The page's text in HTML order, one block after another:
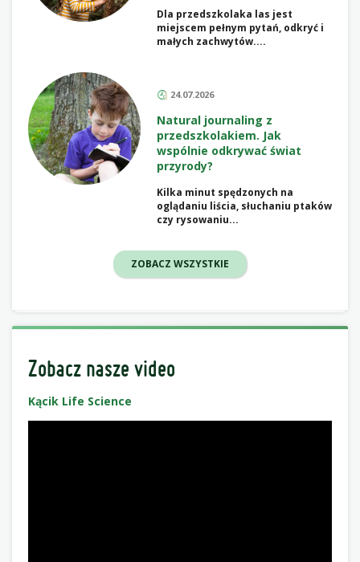
Dla przedszkolaka las jest
miejscem pełnym pytań, odkryć i
małych zachwytów....
24.07.2026
Natural journaling z
przedszkolakiem. Jak
wspólnie odkrywać świat
przyrody?
Kilka minut spędzonych na
oglądaniu liścia, słuchaniu ptaków
czy rysowaniu...
ZOBACZ WSZYSTKIE
Zobacz nasze video
Kącik Life Science